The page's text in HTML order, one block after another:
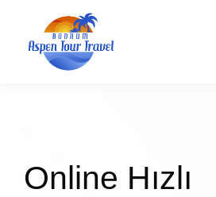
Online Hızlı